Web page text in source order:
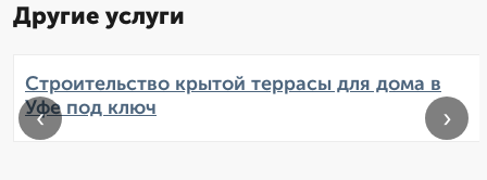
Другие услуги
Строительство крытой террасы для дома в
Уфе под ключ
‹ ›